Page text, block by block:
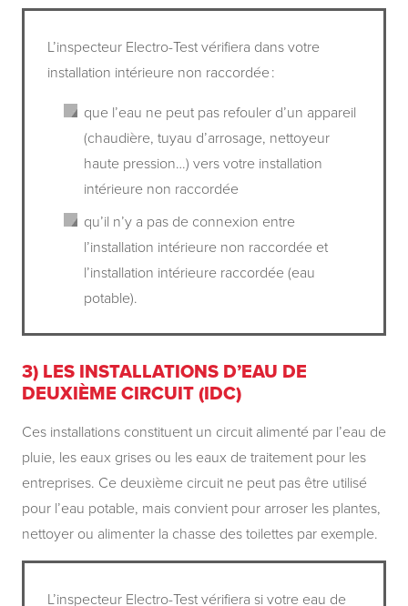
L’inspecteur Electro-Test vérifiera dans votre
installation intérieure non raccordée :
que l’eau ne peut pas refouler d’un appareil
(chaudière, tuyau d’arrosage, nettoyeur
haute pression…) vers votre installation
intérieure non raccordée
qu’il n’y a pas de connexion entre
l’installation intérieure non raccordée et
l’installation intérieure raccordée (eau
potable).
3) LES INSTALLATIONS D’EAU DE
DEUXIÈME CIRCUIT (IDC)
Ces installations constituent un circuit alimenté par l’eau de
pluie, les eaux grises ou les eaux de traitement pour les
entreprises. Ce deuxième circuit ne peut pas être utilisé
pour l’eau potable, mais convient pour arroser les plantes,
nettoyer ou alimenter la chasse des toilettes par exemple.
L’inspecteur Electro-Test vérifiera si votre eau de